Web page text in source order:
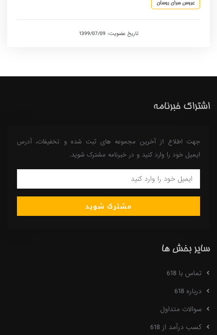
عروس سرای روسان
تاریخ عضویت: 1399/07/09
اشتراک خبرنامه
جهت اطلاع از آخرین مجموعه های ثبت شده و تخفیفات، آدرس
ایمیل خود را وارد کنید و در خبرنامه مشترک شوید.
مشترک شوید
سایر بخش ها
تماس با 618
درباره 618
سوالات متداول
کسب درآمد از 618